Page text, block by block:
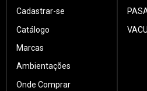
Cadastrar-se
Catálogo
Marcas
Ambientações
Onde Comprar